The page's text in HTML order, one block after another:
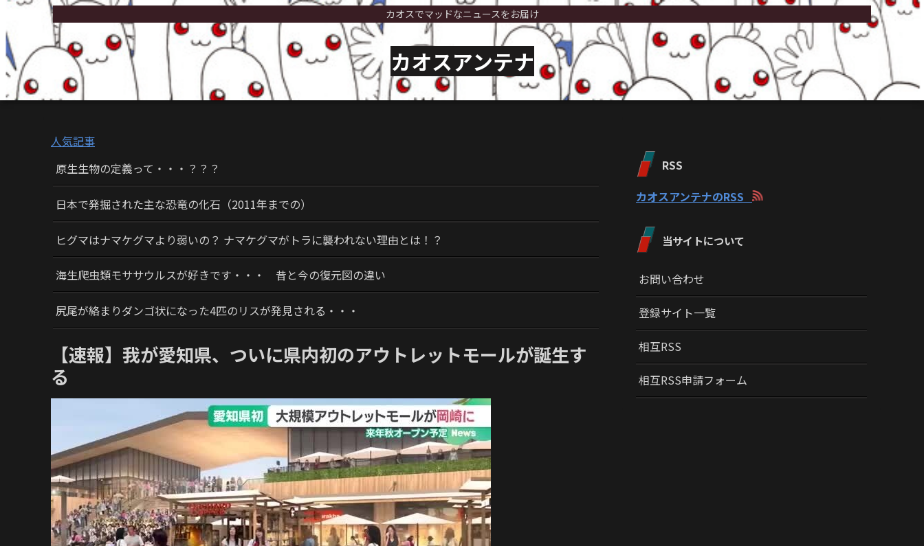
カオスでマッドなニュースをお届け
カオスアンテナ
人気記事
原生生物の定義って・・・？？？
日本で発掘された主な恐竜の化石（2011年までの）
ヒグマはナマケグマより弱いの？ ナマケグマがトラに襲われない理由とは！？
海生爬虫類モササウルスが好きです・・・ 昔と今の復元図の違い
尻尾が絡まりダンゴ状になった4匹のリスが発見される・・・
【速報】我が愛知県、ついに県内初のアウトレットモールが誕生す
る
RSS
カオスアンテナのRSS
当サイトについて
お問い合わせ
登録サイト一覧
相互RSS
相互RSS申請フォーム